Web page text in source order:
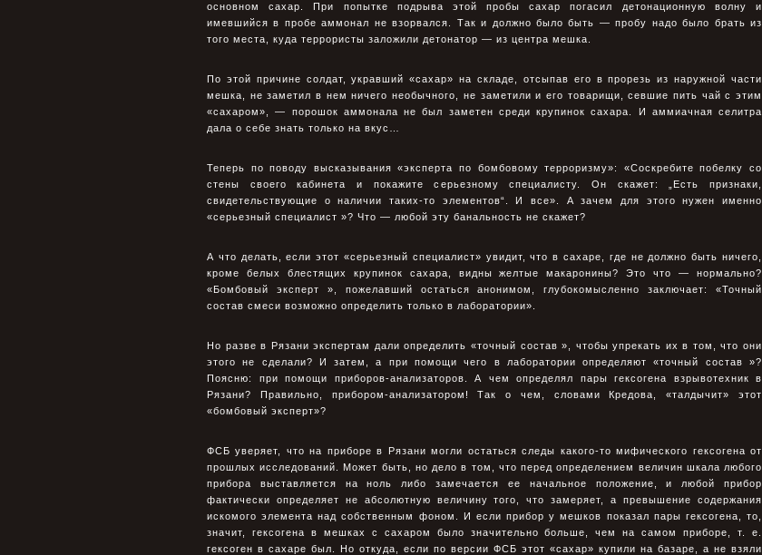
основном сахар. При попытке подрыва этой пробы сахар погасил детонационную волну и
имевшийся в пробе аммонал не взорвался. Так и должно было быть — пробу надо было брать из
того места, куда террористы заложили детонатор — из центра мешка.
По этой причине солдат, укравший «сахар» на складе, отсыпав его в прорезь из наружной части
мешка, не заметил в нем ничего необычного, не заметили и его товарищи, севшие пить чай с этим
«сахаром», — порошок аммонала не был заметен среди крупинок сахара. И аммиачная селитра
дала о себе знать только на вкус…
Теперь по поводу высказывания «эксперта по бомбовому терроризму»: «Соскребите побелку со
стены своего кабинета и покажите серьезному специалисту. Он скажет: „Есть признаки,
свидетельствующие о наличии таких-то элементов“. И все». А зачем для этого нужен именно
«серьезный специалист »? Что — любой эту банальность не скажет?
А что делать, если этот «серьезный специалист» увидит, что в сахаре, где не должно быть ничего,
кроме белых блестящих крупинок сахара, видны желтые макаронины? Это что — нормально?
«Бомбовый эксперт », пожелавший остаться анонимом, глубокомысленно заключает: «Точный
состав смеси возможно определить только в лаборатории».
Но разве в Рязани экспертам дали определить «точный состав », чтобы упрекать их в том, что они
этого не сделали? И затем, а при помощи чего в лаборатории определяют «точный состав »?
Поясню: при помощи приборов-анализаторов. А чем определял пары гексогена взрывотехник в
Рязани? Правильно, прибором-анализатором! Так о чем, словами Кредова, «талдычит» этот
«бомбовый эксперт»?
ФСБ уверяет, что на приборе в Рязани могли остаться следы какого-то мифического гексогена от
прошлых исследований. Может быть, но дело в том, что перед определением величин шкала любого
прибора выставляется на ноль либо замечается ее начальное положение, и любой прибор
фактически определяет не абсолютную величину того, что замеряет, а превышение содержания
искомого элемента над собственным фоном. И если прибор у мешков показал пары гексогена, то,
значит, гексогена в мешках с сахаром было значительно больше, чем на самом приборе, т. е.
гексоген в сахаре был. Но откуда, если по версии ФСБ этот «сахар» купили на базаре, а не взяли